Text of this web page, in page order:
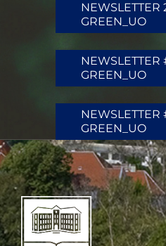
NEWSLETTER
GREEN_UO
NEWSLETTER
GREEN_UO
NEWSLETTER
GREEN_UO